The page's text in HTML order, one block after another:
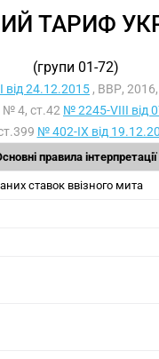
ТАРИФ
(групи 01-72)
24.12.2015 , ВВР,
№ 4, ст.42 № 2245-VIII від
№ 402-IX від
правила
ставок ввізного мита